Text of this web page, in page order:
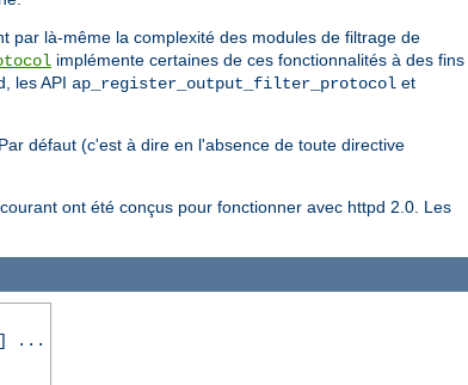
par là-même la complexité des modules de filtrage de
implémente certaines de ces fonctionnalités à des fins
les API ap_register_output_filter_protocol et
défaut (c'est à dire en l'absence de toute directive
ont été conçus pour fonctionner avec httpd 2.0. Les
...